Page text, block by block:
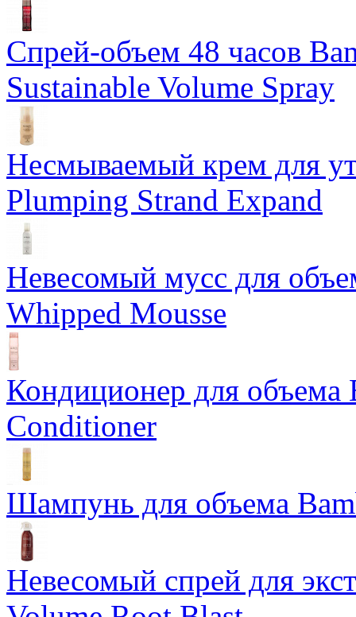
Спрей-объем 48 часов
Sustainable Volume Spray
Несмываемый крем для
Plumping Strand Expand
Невесомый мусс для
Whipped Mousse
Кондиционер для объема
Conditioner
Шампунь для объема
Невесомый спрей для